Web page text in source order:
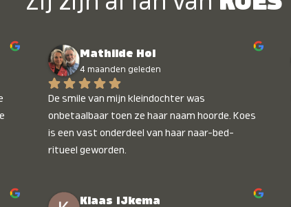
Mathilde Hol
4 maanden geleden
De smile van mijn kleindochter was
onbetaalbaar toen ze haar naam hoorde. Koes
is een vast onderdeel van haar naar-bed-
ritueel geworden.
Klaas IJkema